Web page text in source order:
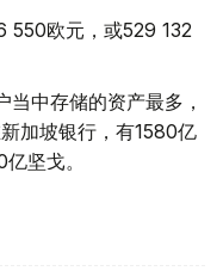
550欧元，或529 132
中存储的资产最多，
加坡银行，有1580亿
坚戈。